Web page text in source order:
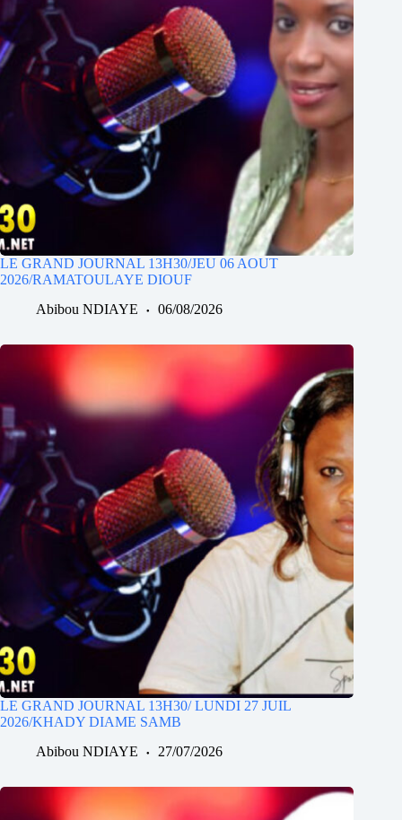
LE GRAND JOURNAL 13H30/JEU 06 AOUT
2026/RAMATOULAYE DIOUF
Abibou NDIAYE
06/08/2026
LE GRAND JOURNAL 13H30/ LUNDI 27 JUIL
2026/KHADY DIAME SAMB
Abibou NDIAYE
27/07/2026